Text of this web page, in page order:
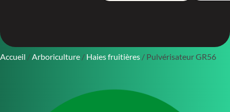
Accueil /Arboriculture / Haies fruitières / Pulvérisateur GR56